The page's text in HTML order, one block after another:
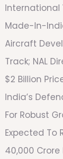
International
Made-In-
Aircraft
Track; NAL
$2 Billion
India’s
For Robust
Expected To
40,000 Crore